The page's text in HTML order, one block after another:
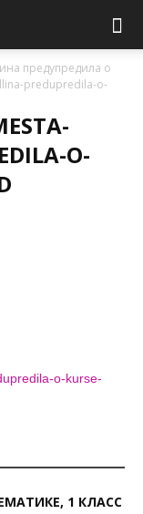
предупредила о
predupredila-o-
O-
1 КЛАСС